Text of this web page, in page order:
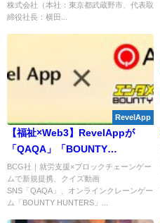
株式会社（本社：東京都武蔵野市、代表取
締役社長：横田...
RevelApp
【福祉×Web3】RevelAppが
「QAQA」「BOUNTY
HUNTERS」との業務提携を発
表！
BCG社｜就労支援×ブロックチェーンゲー
ムで新規提携、クイズ動画
SNS「QAQA」、オンラインクレーンゲー
ム「BOUNTY HUNTERS」...